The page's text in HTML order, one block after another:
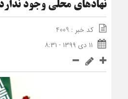
نهادهای محلی وجود
کد خبر : 4009
۱۱ دی ۱۳۹۹ - ۸:۳۱